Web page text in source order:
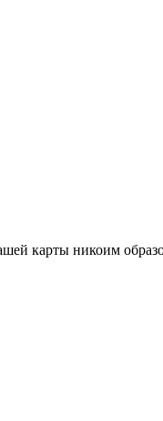
карты никоим